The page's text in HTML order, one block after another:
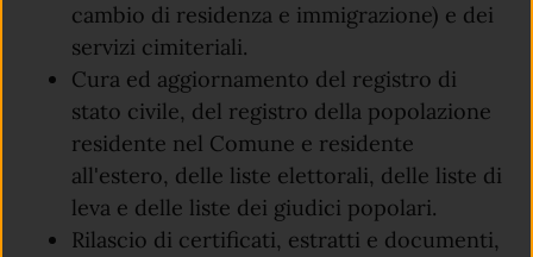
cambio di residenza e immigrazione) e dei
servizi cimiteriali.
Cura ed aggiornamento del registro di
stato civile, del registro della popolazione
residente nel Comune e residente
all'estero, delle liste elettorali, delle liste di
leva e delle liste dei giudici popolari.
Rilascio di certificati, estratti e documenti,